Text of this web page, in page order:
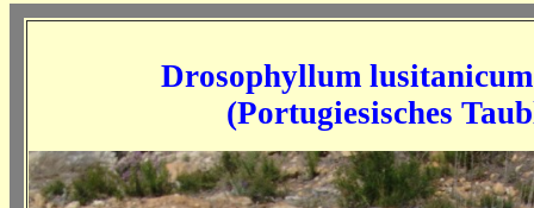
Drosophyllum lusitanicum
(Portugiesisches